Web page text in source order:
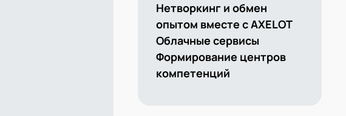
Нетворкинг и обмен
опытом вместе с AXELOT
Облачные сервисы
Формирование центров
компетенций